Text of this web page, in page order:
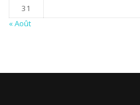
31
« Août